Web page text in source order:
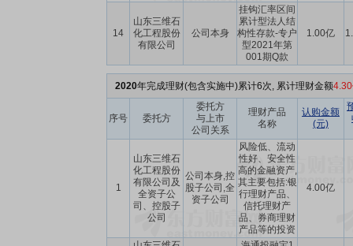
14
山东三维石
化工程股份
有限公司
公司本身
挂钩汇率区间
累计型法人结
构性存款-专户
型2021年第
001期Q款
1.00亿
2020年完成理财(包含实施中)累计6次, 累计理财金额
序号 委托方
委托方
与上市
公司关系
理财产品
名称
认购金额
(元)
1
山东三维石
化工程股份
有限公司及
全资子公
司、控股子
公司
公司本身,控
股子公司,全
资子公司
风险低、流动
性好、安全性
高的金融资产,
其主要包括:银
行理财产品、
信托理财产
品、券商理财
产品等的投资
4.00亿